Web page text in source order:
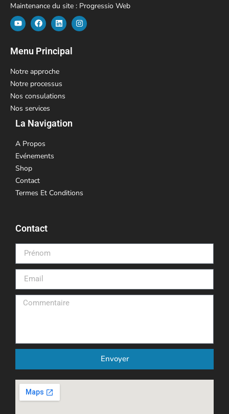
Maintenance du site : Progressio Web
Menu Principal
Notre approche
Notre processus
Nos consulations
Nos services
La Navigation
A Propos
Evénements
Shop
Contact
Termes Et Conditions
Contact
Envoyer